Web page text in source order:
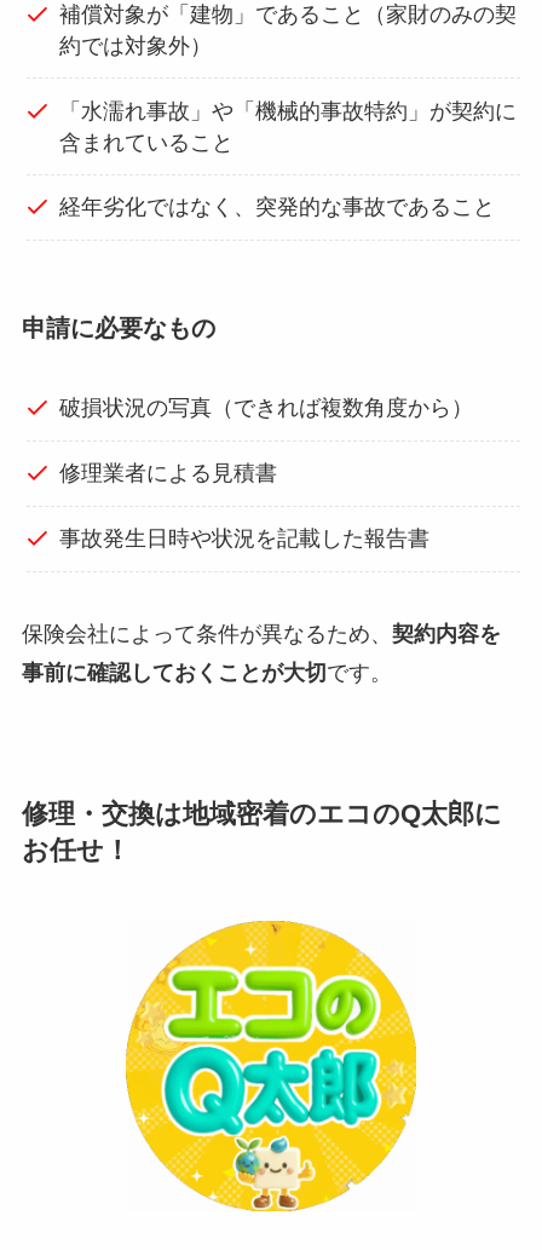
補償対象が「建物」であること（家財のみの契
約では対象外）
「水濡れ事故」や「機械的事故特約」が契約に
含まれていること
経年劣化ではなく、突発的な事故であること
申請に必要なもの
破損状況の写真（できれば複数角度から）
修理業者による見積書
事故発生日時や状況を記載した報告書
保険会社によって条件が異なるため、 契約内容を
事前に確認しておくことが大切 です。
修理・交換は地域密着のエコのQ太郎に
お任せ！